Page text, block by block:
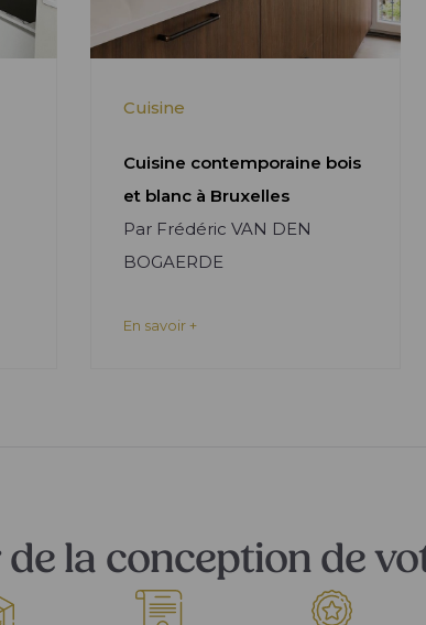
Cuisine
Cuisine contemporaine bois
et blanc à Bruxelles
Par Frédéric VAN DEN
BOGAERDE
En savoir +
la conception de